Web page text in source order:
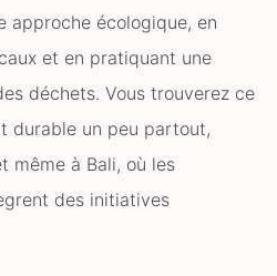
approche écologique, en
et en pratiquant une
déchets. Vous trouverez ce
durable un peu partout,
même à Bali, où les
des initiatives